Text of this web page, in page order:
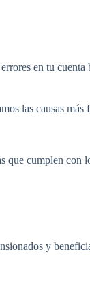
en tu
las causas
cumplen
y